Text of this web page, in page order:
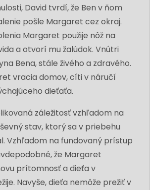
David tvrdí, že Ben v ňom
pošle Margaret cez okraj.
Margaret použije nôž na
a otvorí mu žalúdok. Vnútri
Bena, stále živého a zdravého.
vracia domov, cíti v náručí
dieťaťa.
záležitosť vzhľadom na
stav, ktorý sa v priebehu
Vzhľadom na fundovaný prístup
že Margaret
prítomnosť a dieťa v
Navyše, dieťa nemôže prežiť v